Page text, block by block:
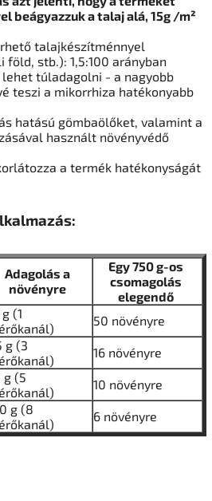
beágyazzuk a talaj alá, 15g /m²
talajkészítménnyel
stb.): 1,5:100 arányban
túladagolni - a nagyobb
teszi a mikorrhiza hatékonyabb
hatású gömbaölőket, valamint a
használt növényvédő
a termék hatékonyságát
Adagolás a
növényre
Egy 750 g-os
csomagolás
elegendő
(1
50 növényre
g (3
16 növényre
g (5
10 növényre
g (8
6 növényre